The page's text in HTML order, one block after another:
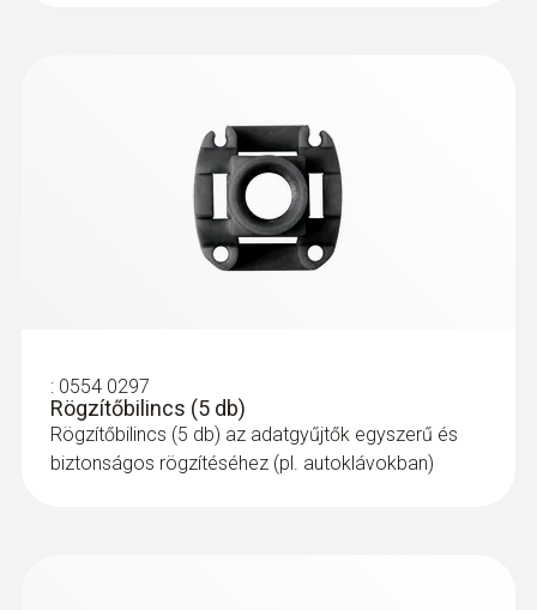
felhasználót a folyamatokon. A beállítások
során a kritikus pontoknál
figyelmeztetésekkel és tanácsokkal nyújt
segítséget. Így még a kevésbé tapasztalt
felhasználók is gond nélkül tudják használni a
: 0554 0297
Rögzítőbilincs (5 db)
Rögzítőbilincs (5 db) az adatgyűjtők egyszerű és
biztonságos rögzítéséhez (pl. autoklávokban)